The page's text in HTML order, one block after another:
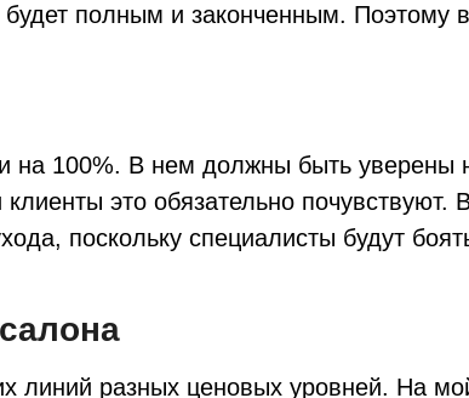
полным и законченным. Поэтому
на 100%. В нем должны быть уверены
это обязательно почувствуют.
поскольку специалисты будут
линий разных ценовых уровней. На